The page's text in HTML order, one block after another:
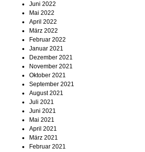
Juni 2022
Mai 2022
April 2022
März 2022
Februar 2022
Januar 2021
Dezember 2021
November 2021
Oktober 2021
September 2021
August 2021
Juli 2021
Juni 2021
Mai 2021
April 2021
März 2021
Februar 2021